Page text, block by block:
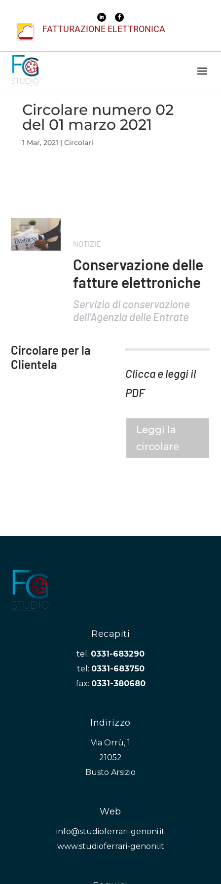
FATTURAZIONE ELETTRONICA
Circolare numero 02
del 01 marzo 2021
1 Mar, 2021 | Circolari
NOTIZIE
Conservazione delle
fatture elettroniche
Servizio di conservazione
dell’Agenzia delle Entrate
Circolare per la
Clientela
Clicca e leggi il
PDF
Leggi la
circolare
Recapiti
tel: 0331-683290
tel: 0331-683750
fax: 0331-380680
Indirizzo
Via Orrù, 1
21052
Busto Arsizio
Web
info@studioferrari-genoni.it
www.studioferrari-genoni.it